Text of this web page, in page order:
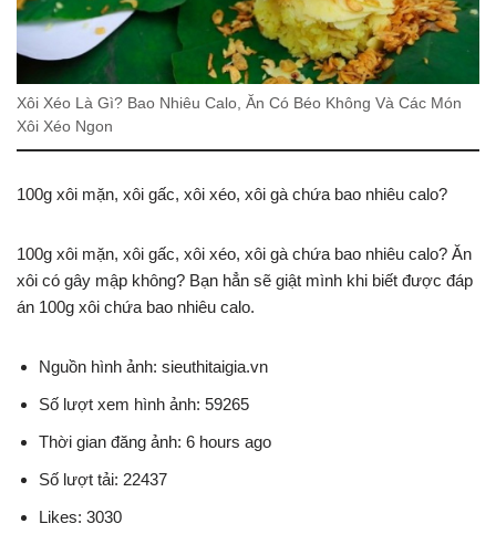
Xôi Xéo Là Gì? Bao Nhiêu Calo, Ăn Có Béo Không Và Các Món
Xôi Xéo Ngon
100g xôi mặn, xôi gấc, xôi xéo, xôi gà chứa bao nhiêu calo?
100g xôi mặn, xôi gấc, xôi xéo, xôi gà chứa bao nhiêu calo? Ăn
xôi có gây mập không? Bạn hẳn sẽ giật mình khi biết được đáp
án 100g xôi chứa bao nhiêu calo.
Nguồn hình ảnh: sieuthitaigia.vn
Số lượt xem hình ảnh: 59265
Thời gian đăng ảnh: 6 hours ago
Số lượt tải: 22437
Likes: 3030